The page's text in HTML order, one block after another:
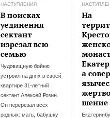
НАСТУПЛЕНИЯ
В поисках
уединения
сектант
изрезал всю
семью
Чудовищную бойню
устроил на днях в своей
квартире 31-летний
сектант Алексей Розин.
Он перерезал всех
родных: мать, бабушку
На
а
шение